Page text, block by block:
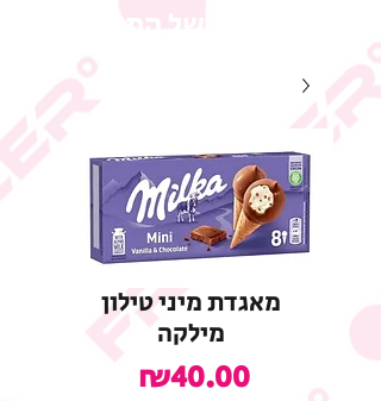
המבצע של המוצר
מאגדת מיני טילון
מילקה
₪40.00